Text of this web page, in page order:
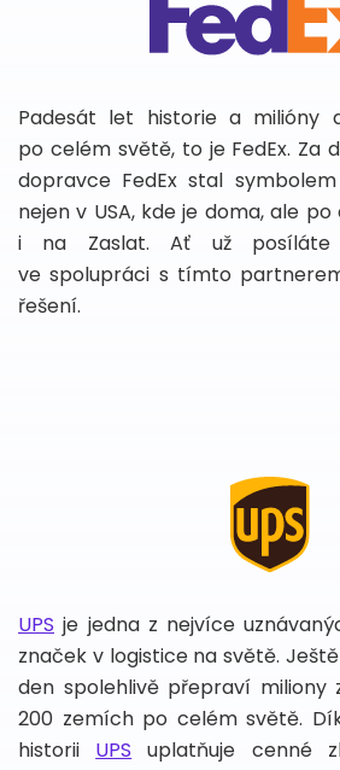
Padesát let historie a milióny
po celém světě, to je FedEx. Za
dopravce FedEx stal
nejen v USA, kde je doma, ale
i na Zaslat. Ať už posíláte
ve spolupráci s tímto
řešení.
UPS je jedna z nejvíce
značek v logistice na světě.
den spolehlivě přepraví miliony
200 zemích po celém světě.
historii UPS uplatňuje cenné